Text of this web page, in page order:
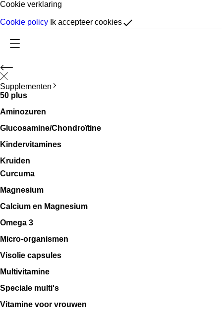
Cookie verklaring
Cookie policy Ik accepteer cookiesdone
Supplementen
50 plus
Aminozuren
Glucosamine/Chondroïtine
Kindervitamines
Kruiden
Curcuma
Magnesium
Calcium en Magnesium
Omega 3
Micro-organismen
Visolie capsules
Multivitamine
Speciale multi's
Vitamine voor vrouwen